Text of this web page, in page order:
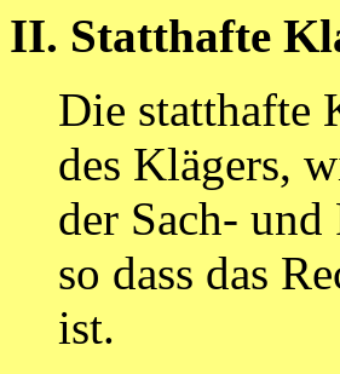
II. Statthafte
Die statthafte
des Klägers,
der Sach-
so dass das
ist.